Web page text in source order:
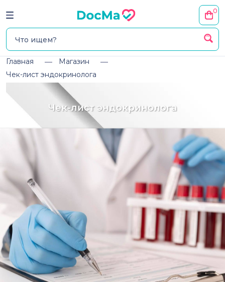
0
Главная
Магазин
Чек-лист эндокринолога
Чек-лист эндокринолога